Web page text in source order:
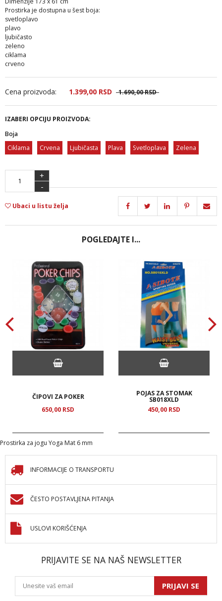
Prostirka je dostupna u šest boja:
svetloplavo
plavo
ljubičasto
zeleno
ciklama
crveno
Cena proizvoda: 1.399,00 RSD 1.690,00RSD
IZABERI OPCIJU PROIZVODA:
Boja
Ciklama
Crvena Ljubičasta Plava Svetloplava Zelena
+
-
Ubaci u listu želja
POGLEDAJTE I...
ČIPOVI ZA POKER
650,00 RSD
POJAS ZA STOMAK
SB018XLD
450,00 RSD
Prostirka za jogu Yoga Mat 6 mm
INFORMACIJE O TRANSPORTU
ČESTO POSTAVLJENA PITANJA
USLOVI KORIŠĆENJA
PRIJAVITE SE NA NAŠ NEWSLETTER
PRIJAVI SE